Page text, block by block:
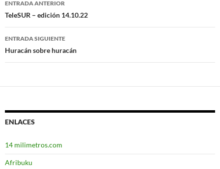
Navegación
de
entradas
ENTRADA ANTERIOR
TeleSUR – edición 14.10.22
ENTRADA SIGUIENTE
Huracán sobre huracán
ENLACES
14 milimetros.com
Afribuku